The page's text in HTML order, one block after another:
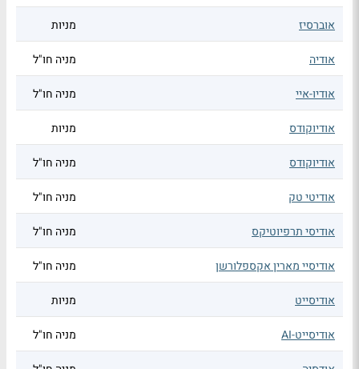
אוברסיז
מניות
אודיה מניה חו"ל
אודיו-איי מניה חו"ל
אודיוקודס מניות
אודיוקודס מניה חו"ל
אודיטי טק מניה חו"ל
אודיסי תרפיוטיקס מניה חו"ל
אודיסיי מארין אקספלורשן מניה חו"ל
אודיסייט מניות
אודיסייט-AI מניה חו"ל